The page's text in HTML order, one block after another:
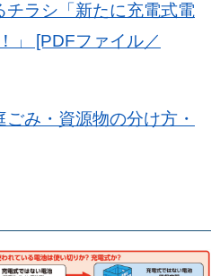
チラシ「新たに充電式電
」 [PDFファイル／
み・資源物の分け方・